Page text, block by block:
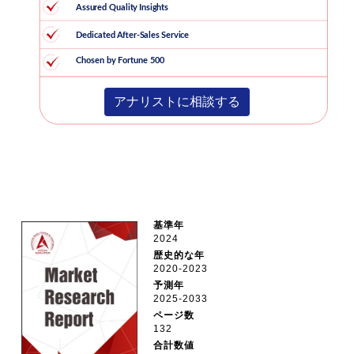
アナリストに相談する
基準年
2024
歴史的な年
2020-2023
予測年
2025-2033
ページ数
132
合計数値